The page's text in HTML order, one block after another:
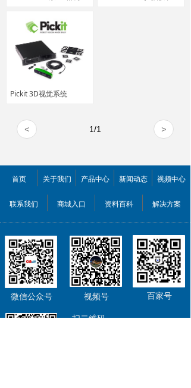
Pickit 3D视觉系统
< >
1/1
首页 关于我们 产品中心 新闻动态 视频中心
联系我们 商城入口 资料百科 解决方案
微信公众号 视频号 百家号
扫二维码